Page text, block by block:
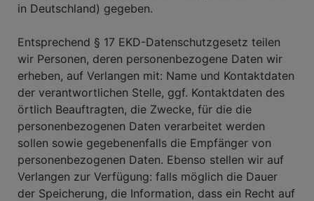
in Deutschland) gegeben.
Entsprechend § 17 EKD-Datenschutzgesetz teilen
wir Personen, deren personenbezogene Daten wir
erheben, auf Verlangen mit: Name und Kontaktdaten
der verantwortlichen Stelle, ggf. Kontaktdaten des
örtlich Beauftragten, die Zwecke, für die die
personenbezogenen Daten verarbeitet werden
sollen sowie gegebenenfalls die Empfänger von
personenbezogenen Daten. Ebenso stellen wir auf
Verlangen zur Verfügung: falls möglich die Dauer
der Speicherung, die Information, dass ein Recht auf